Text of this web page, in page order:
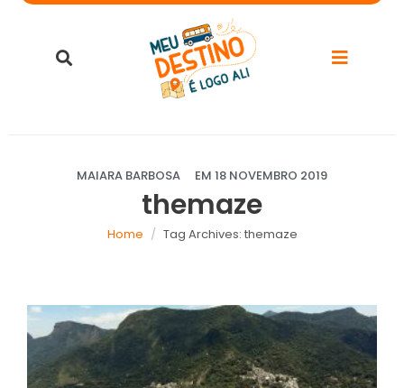
MAIARA BARBOSA EM 18 NOVEMBRO 2019
themaze
Home Tag Archives: themaze